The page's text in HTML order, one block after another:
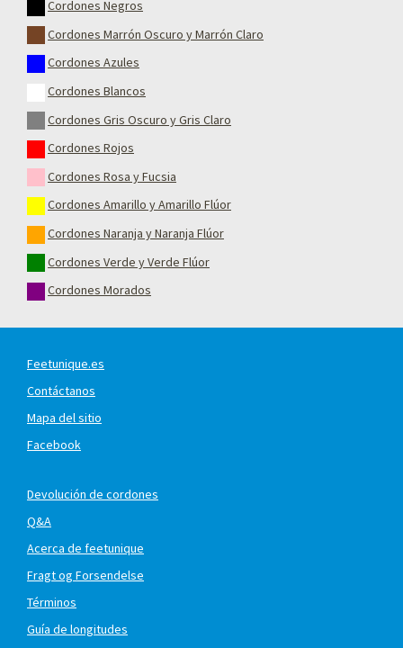
Cordones Negros
Cordones Marrón Oscuro y Marrón Claro
Cordones Azules
Cordones Blancos
Cordones Gris Oscuro y Gris Claro
Cordones Rojos
Cordones Rosa y Fucsia
Cordones Amarillo y Amarillo Flúor
Cordones Naranja y Naranja Flúor
Cordones Verde y Verde Flúor
Cordones Morados
Feetunique.es
Contáctanos
Mapa del sitio
Facebook
Devolución de cordones
Q&A
Acerca de feetunique
Fragt og Forsendelse
Términos
Guía de longitudes